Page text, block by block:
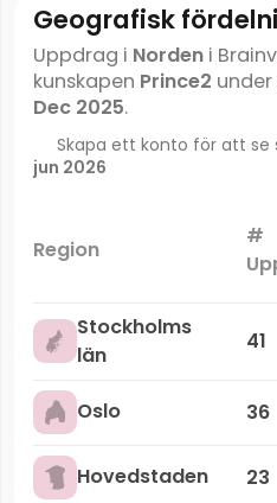
Geografisk
Uppdrag i Nordeni
kunskapen Prince2
Dec 2025.
Skapa ett konto för att se
jun 2026
Region
#
Stockholms
län
41
Oslo 36
Hovedstaden 23